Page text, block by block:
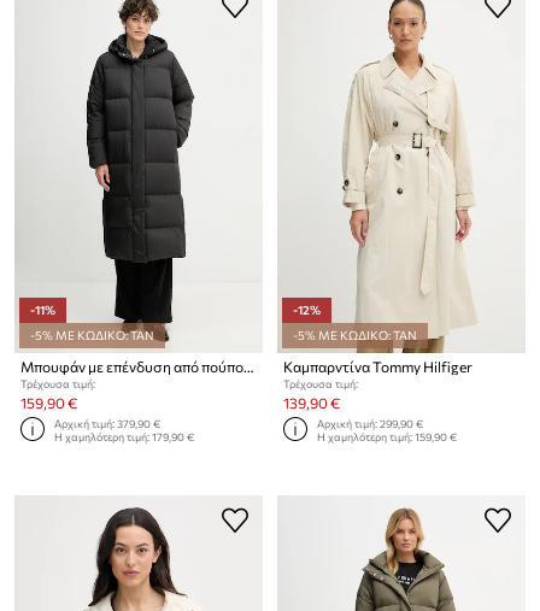
-11%
-5% ΜΕ ΚΩΔΙΚΟ: TAN
Μπουφάν με επένδυση από πούπουλα Tommy Hilfiger
Τρέχουσα τιμή:
159,90 €
Αρχική τιμή:379,90 €
Η χαμηλότερη τιμή:179,90 €
-12%
-5% ΜΕ ΚΩΔΙΚΟ: TAN
Καμπαρντίνα Tommy Hilfiger
Τρέχουσα τιμή:
139,90 €
Αρχική τιμή:299,90 €
Η χαμηλότερη τιμή:159,90 €